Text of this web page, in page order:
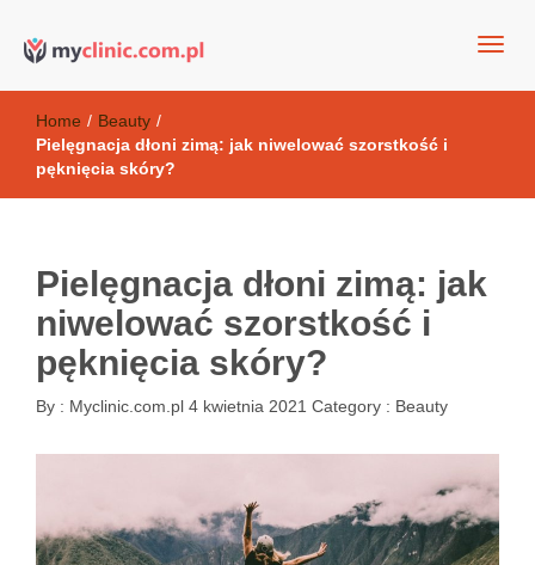
Kosmetyki antyoksydacyjne
Home / Beauty /
Pielęgnacja dłoni zimą: jak niwelować szorstkość i
pęknięcia skóry?
Pielęgnacja dłoni zimą: jak
niwelować szorstkość i
pęknięcia skóry?
By : Myclinic.com.pl 4 kwietnia 2021 Category : Beauty